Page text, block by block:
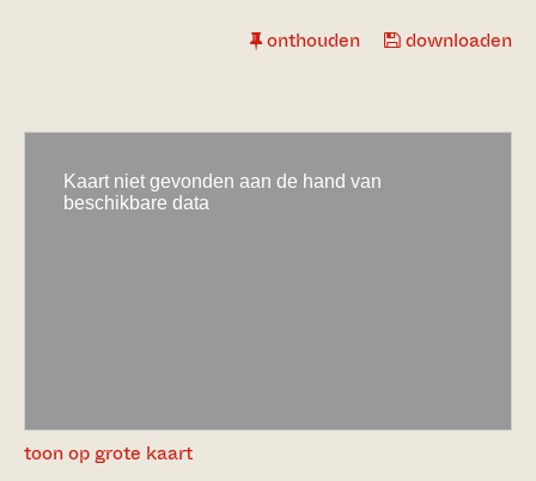
onthouden downloaden
toon op grote kaart